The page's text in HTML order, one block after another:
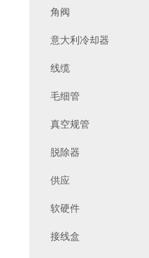
角阀
意大利冷却器
线缆
毛细管
真空规管
脱除器
供应
软硬件
接线盒